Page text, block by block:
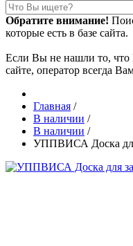
Обратите внимание!
которые есть в базе сайта.
Если Вы не нашли то, что
сайте, оператор всегда
Главная /
В наличии /
В наличии /
УППВИСА Доска